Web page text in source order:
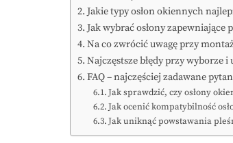
Jakie typy osłon okiennych
Jak wybrać osłony zapewniające
Na co zwrócić uwagę przy
Najczęstsze błędy przy wyborze
FAQ – najczęściej zadawane
Jak sprawdzić, czy osłony
Jak ocenić kompatybilność
Jak uniknąć powstawania